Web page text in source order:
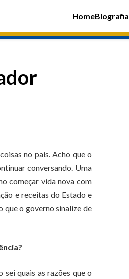
HomeBiografia
no país. Acho que o
conversando. Uma
começar vida nova com
e receitas do Estado e
que o governo sinalize de
quais as razões que o